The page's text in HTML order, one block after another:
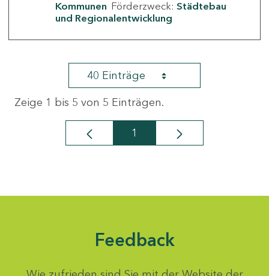
Kommunen Förderzweck: Städtebau
und Regionalentwicklung
40 Einträge
Zeige 1 bis 5 von 5 Einträgen.
Seite
1
Feedback